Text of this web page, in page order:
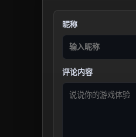
昵称
评论内容